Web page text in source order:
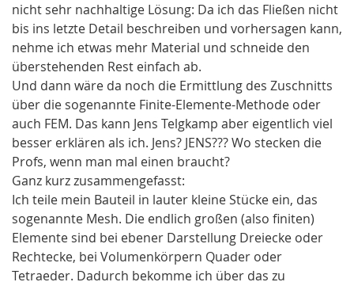
nicht sehr nachhaltige Lösung: Da ich das Fließen nicht
bis ins letzte Detail beschreiben und vorhersagen kann,
nehme ich etwas mehr Material und schneide den
überstehenden Rest einfach ab.
Und dann wäre da noch die Ermittlung des Zuschnitts
über die sogenannte Finite-Elemente-Methode oder
auch FEM. Das kann Jens Telgkamp aber eigentlich viel
besser erklären als ich. Jens? JENS??? Wo stecken die
Profs, wenn man mal einen braucht?
Ganz kurz zusammengefasst:
Ich teile mein Bauteil in lauter kleine Stücke ein, das
sogenannte Mesh. Die endlich großen (also finiten)
Elemente sind bei ebener Darstellung Dreiecke oder
Rechtecke, bei Volumenkörpern Quader oder
Tetraeder. Dadurch bekomme ich über das zu